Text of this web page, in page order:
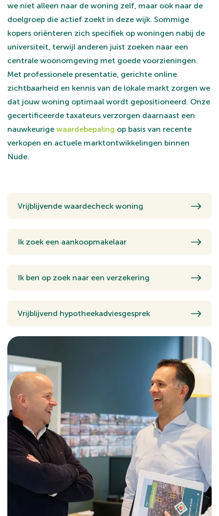
we niet alleen naar de woning zelf, maar ook naar de
doelgroep die actief zoekt in deze wijk. Sommige
kopers oriënteren zich specifiek op woningen nabij de
universiteit, terwijl anderen juist zoeken naar een
centrale woonomgeving met goede voorzieningen.
Met professionele presentatie, gerichte online
zichtbaarheid en kennis van de lokale markt zorgen we
dat jouw woning optimaal wordt gepositioneerd. Onze
gecertificeerde taxateurs verzorgen daarnaast een
nauwkeurige waardebepaling op basis van recente
verkopen en actuele marktontwikkelingen binnen
Nude.
Vrijblijvende waardecheck woning
Ik zoek een aankoopmakelaar
Ik ben op zoek naar een verzekering
Vrijblijvend hypotheekadviesgesprek